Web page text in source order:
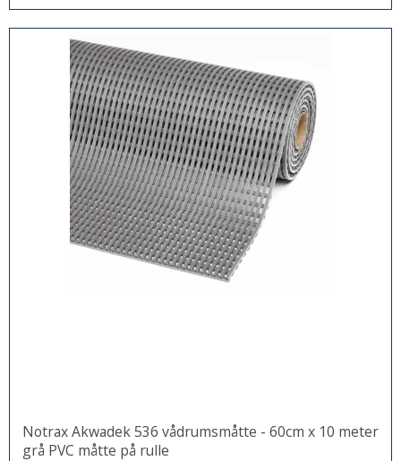
Notrax Akwadek 536 vådrumsmåtte - 60cm x 10 meter
grå PVC måtte på rulle